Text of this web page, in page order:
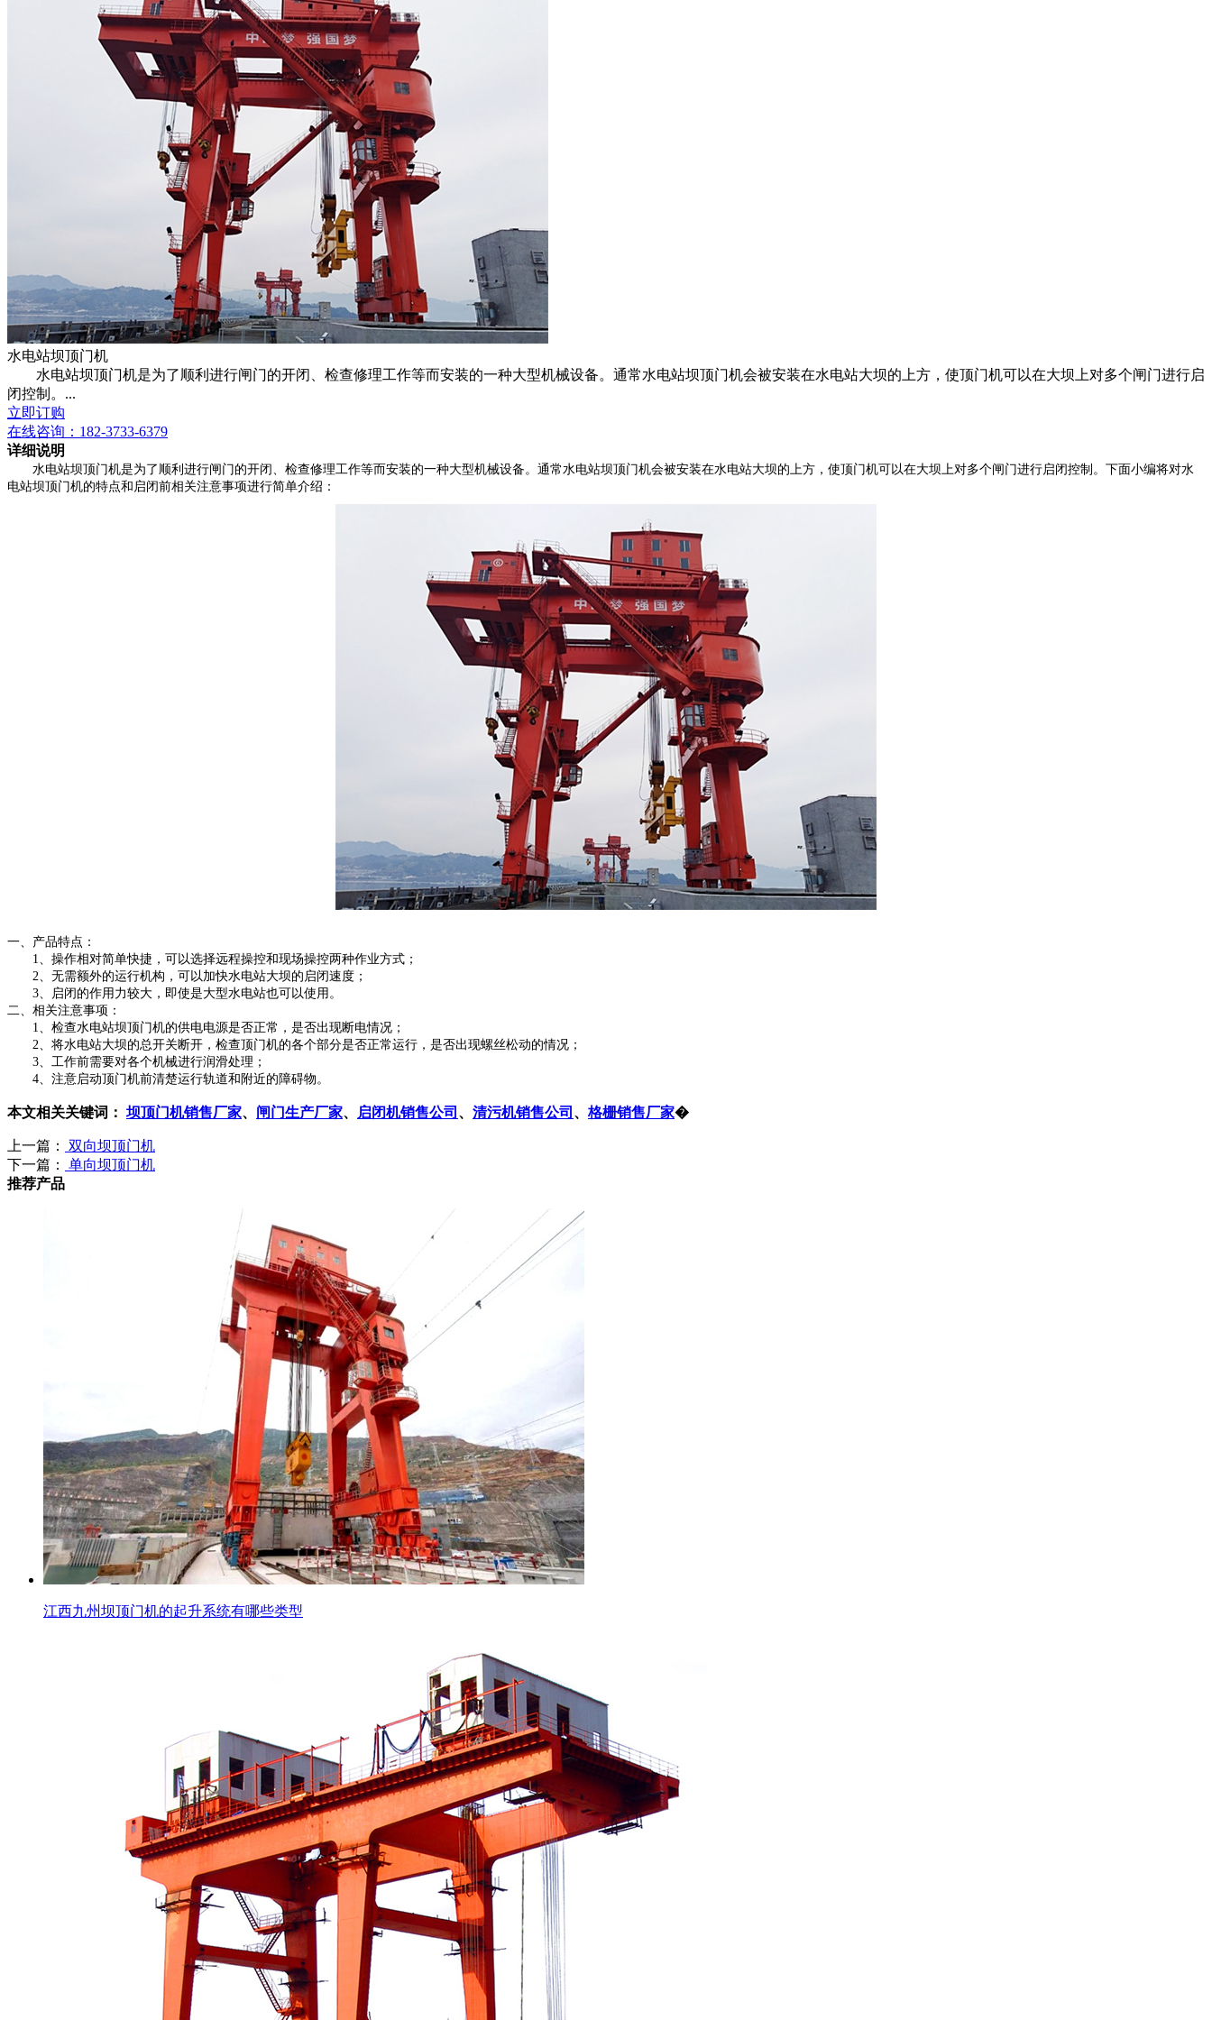
水电站坝顶门机
水电站坝顶门机是为了顺利进行闸门的开闭、检查修理工作等而安装的一种大型机械设备。通常水电站坝顶门机会被安装在水电站大坝的上方，使顶门机可以在大坝上对多个闸门进行启
闭控制。...
立即订购
在线咨询： 182-3733-6379
详细说明
水电站坝顶门机是为了顺利进行闸门的开闭、检查修理工作等而安装的一种大型机械设备。通常水电站坝顶门机会被安装在水电站大坝的上方，使顶门机可以在大坝上对多个闸门进行启闭控制。下面小编将对水
电站坝顶门机的特点和启闭前相关注意事项进行简单介绍：
一、产品特点：
1、操作相对简单快捷，可以选择远程操控和现场操控两种作业方式；
2、无需额外的运行机构，可以加快水电站大坝的启闭速度；
3、启闭的作用力较大，即使是大型水电站也可以使用。
二、相关注意事项：
1、检查水电站坝顶门机的供电电源是否正常，是否出现断电情况；
2、将水电站大坝的总开关断开，检查顶门机的各个部分是否正常运行，是否出现螺丝松动的情况；
3、工作前需要对各个机械进行润滑处理；
4、注意启动顶门机前清楚运行轨道和附近的障碍物。
本文相关关键词： 坝顶门机销售厂家、 闸门生产厂家、 启闭机销售公司 、 清污机销售公司 、 格栅销售厂家�
上一篇：
双向坝顶门机
下一篇：
单向坝顶门机
推荐产品
江西九州坝顶门机的起升系统有哪些类型